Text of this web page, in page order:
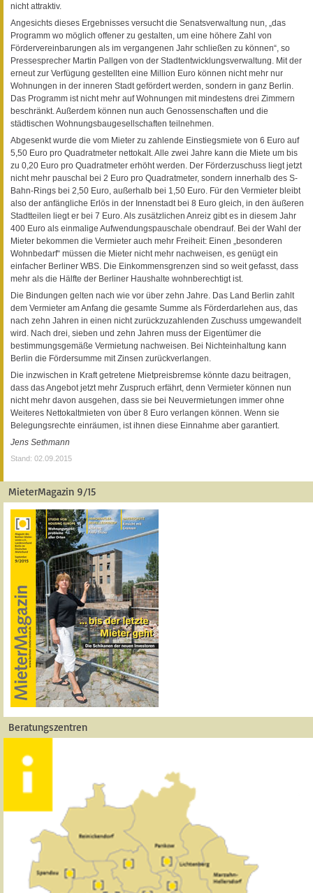
nicht attraktiv.
Angesichts dieses Ergebnisses versucht die Senatsverwaltung nun, „das
Programm wo möglich offener zu gestalten, um eine höhere Zahl von
Fördervereinbarungen als im vergangenen Jahr schließen zu können“, so
Pressesprecher Martin Pallgen von der Stadtentwicklungsverwaltung. Mit der
erneut zur Verfügung gestellten eine Million Euro können nicht mehr nur
Wohnungen in der inneren Stadt gefördert werden, sondern in ganz Berlin.
Das Programm ist nicht mehr auf Wohnungen mit mindestens drei Zimmern
beschränkt. Außerdem können nun auch Genossenschaften und die
städtischen Wohnungsbaugesellschaften teilnehmen.
Abgesenkt wurde die vom Mieter zu zahlende Einstiegsmiete von 6 Euro auf
5,50 Euro pro Quadratmeter nettokalt. Alle zwei Jahre kann die Miete um bis
zu 0,20 Euro pro Quadratmeter erhöht werden. Der Förderzuschuss liegt jetzt
nicht mehr pauschal bei 2 Euro pro Quadratmeter, sondern innerhalb des S-
Bahn-Rings bei 2,50 Euro, außerhalb bei 1,50 Euro. Für den Vermieter bleibt
also der anfängliche Erlös in der Innenstadt bei 8 Euro gleich, in den äußeren
Stadtteilen liegt er bei 7 Euro. Als zusätzlichen Anreiz gibt es in diesem Jahr
400 Euro als einmalige Aufwendungspauschale obendrauf. Bei der Wahl der
Mieter bekommen die Vermieter auch mehr Freiheit: Einen „besonderen
Wohnbedarf“ müssen die Mieter nicht mehr nachweisen, es genügt ein
einfacher Berliner WBS. Die Einkommensgrenzen sind so weit gefasst, dass
mehr als die Hälfte der Berliner Haushalte wohnberechtigt ist.
Die Bindungen gelten nach wie vor über zehn Jahre. Das Land Berlin zahlt
dem Vermieter am Anfang die gesamte Summe als Förderdarlehen aus, das
nach zehn Jahren in einen nicht zurückzuzahlenden Zuschuss umgewandelt
wird. Nach drei, sieben und zehn Jahren muss der Eigentümer die
bestimmungsgemäße Vermietung nachweisen. Bei Nichteinhaltung kann
Berlin die Fördersumme mit Zinsen zurückverlangen.
Die inzwischen in Kraft getretene Mietpreisbremse könnte dazu beitragen,
dass das Angebot jetzt mehr Zuspruch erfährt, denn Vermieter können nun
nicht mehr davon ausgehen, dass sie bei Neuvermietungen immer ohne
Weiteres Nettokaltmieten von über 8 Euro verlangen können. Wenn sie
Belegungsrechte einräumen, ist ihnen diese Einnahme aber garantiert.
Jens Sethmann
Stand: 02.09.2015
MieterMagazin 9/15
Beratungszentren